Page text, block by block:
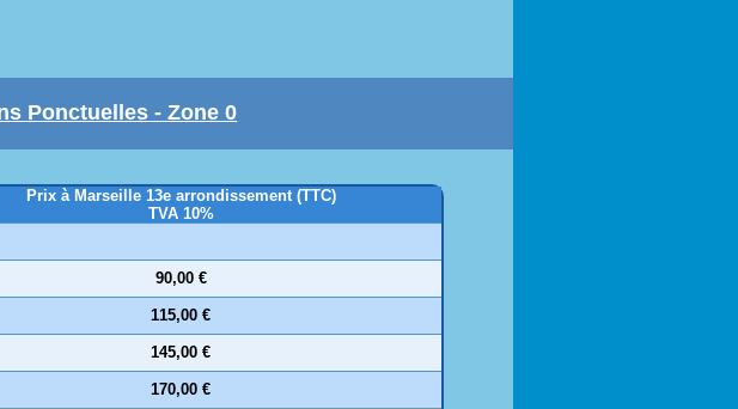
Ponctuelles - Zone 0
Prix à Marseille 13e arrondissement (TTC)
TVA 10%
90,00 €
115,00 €
145,00 €
170,00 €